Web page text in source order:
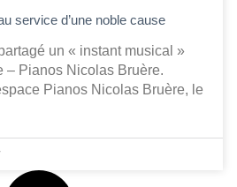
service d’une noble cause
un « instant musical »
– Pianos Nicolas Bruère.
Pianos Nicolas Bruère, le